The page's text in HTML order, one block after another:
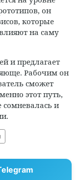
он
которые
на саму
и предлагает
Рабочим он
сможет
этот путь,
сомневалась и